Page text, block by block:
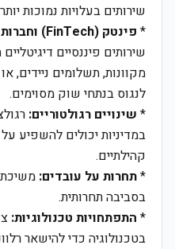
שירותים בעלויות נמוכות
* פינטק (FinTech) וחברות טכנולוגיה:
שירותים פיננסיים
מקוונות, תשלומים ניידים,
לנגוס בנתחי שוק מסוימים.
* שינויים רגולטוריים:
במדיניות יכולים להשפיע
קהילתיים.
*תחרות על עובדים:
בסביבה תחרותית.
* התפתחויות טכנולוגיות:
בטכנולוגיה כדי להישאר